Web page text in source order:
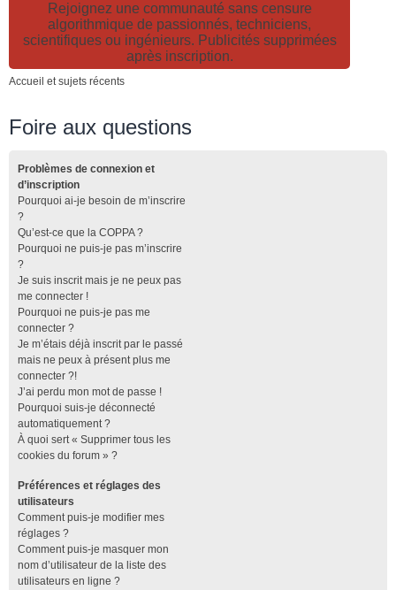
Rejoignez une communauté sans censure
algorithmique de passionnés, techniciens,
scientifiques ou ingénieurs. Publicités supprimées
après inscription.
Accueil et sujets récents
Foire aux questions
Problèmes de connexion et
d’inscription
Pourquoi ai-je besoin de m’inscrire
?
Qu’est-ce que la COPPA ?
Pourquoi ne puis-je pas m’inscrire
?
Je suis inscrit mais je ne peux pas
me connecter !
Pourquoi ne puis-je pas me
connecter ?
Je m’étais déjà inscrit par le passé
mais ne peux à présent plus me
connecter ?!
J’ai perdu mon mot de passe !
Pourquoi suis-je déconnecté
automatiquement ?
À quoi sert « Supprimer tous les
cookies du forum » ?
Préférences et réglages des
utilisateurs
Comment puis-je modifier mes
réglages ?
Comment puis-je masquer mon
nom d’utilisateur de la liste des
utilisateurs en ligne ?